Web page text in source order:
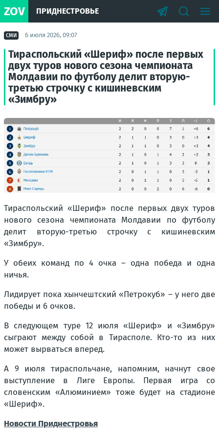
ZOV ПРИДНЕСТРОВЬЕ
СМИ 6 июля 2026, 09:07
Тираспольский «Шериф» после первых
двух туров нового сезона чемпионата
Молдавии по футболу делит вторую-
третью строчку с кишиневским
«Зимбру»
Тираспольский «Шериф» после первых двух туров
нового сезона чемпионата Молдавии по футболу
делит вторую-третью строчку с кишиневским
«Зимбру».
У обеих команд по 4 очка – одна победа и одна
ничья.
Лидирует пока хынчештский «Петрокуб» – у него две
победы и 6 очков.
В следующем туре 12 июля «Шериф» и «Зимбру»
сыграют между собой в Тирасполе. Кто-то из них
может вырваться вперед.
А 9 июля тираспольчане, напомним, начнут свое
выступление в Лиге Европы. Первая игра со
словенским «Алюминием» тоже будет на стадионе
«Шериф».
Новости Приднестровья